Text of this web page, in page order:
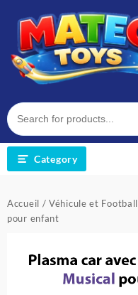
content
Category
Accueil /Véhicule et Football
pour enfant